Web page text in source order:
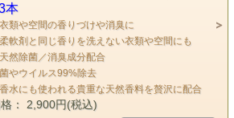
本
衣類や空間の香りづけや消臭に
柔軟剤と同じ香りを洗えない衣類や空間にも
天然除菌／消臭成分配合
菌やウイルス99%除去
香水にも使われる貴重な天然香料を贅沢に配合
： 2,900円(税込)